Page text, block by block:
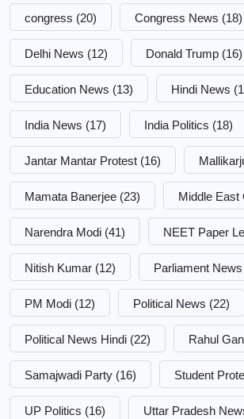
congress (20) Congress News (18)
Delhi News (12) Donald Trump (16)
Education News (13) Hindi News
India News (17) India Politics (18)
Jantar Mantar Protest (16)
Mamata Banerjee (23) Middle East
Narendra Modi (41) NEET Paper
Nitish Kumar (12) Parliament News
PM Modi (12) Political News (22)
Political News Hindi (22) Rahul
Samajwadi Party (16) Student
UP Politics (16) Uttar Pradesh